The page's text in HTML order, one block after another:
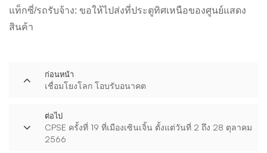
แท็กซี่/รถรับจ้าง: ขอให้ไปส่งที่ประตูทิศเหนือของศูนย์แสดง
สินค้า
ก่อนหน้า
เชื่อมโยงโลก โอบรับอนาคต
ต่อไป
CPSE ครั้งที่ 19 ที่เมืองเซินเจิ้น ตั้งแต่วันที่ 2 ถึง 28 ตุลาคม
2566